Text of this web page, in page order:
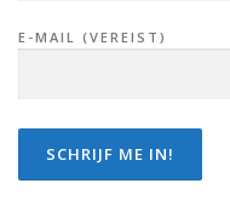
iE-MAIL (VEREIST)